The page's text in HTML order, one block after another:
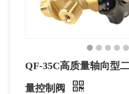
QF-35C高质量轴向型
量控制阀